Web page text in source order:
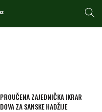
PROUČENA ZAJEDNIČKA IKRAR
DOVA ZA SANSKE HADŽIJE